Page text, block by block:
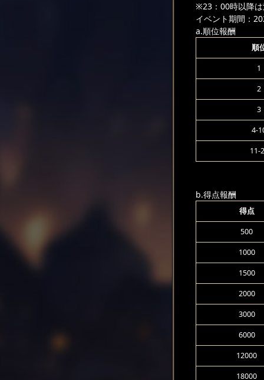
※23：00時以降は
イベント期間：
a.順位報酬
順
1
2
3
4-
11-
b.得点報酬
得点
500
1000
1500
2000
3000
6000
12000
18000